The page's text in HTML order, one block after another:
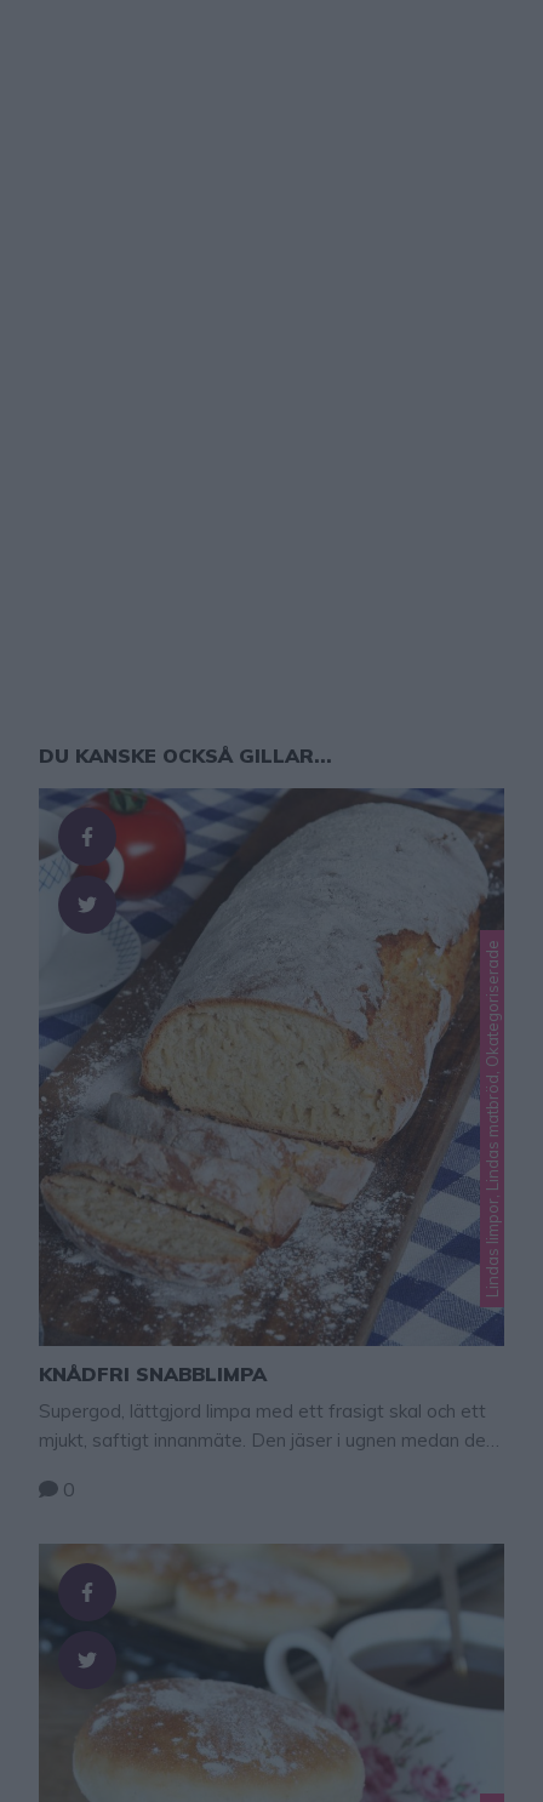
DU KANSKE OCKSÅ GILLAR...
Lindas limpor, Lindas matbröd, Okategoriserade
KNÅDFRI SNABBLIMPA
Supergod, lättgjord limpa med ett frasigt skal och ett
mjukt, saftigt innanmäte. Den jäser i ugnen medan den
0